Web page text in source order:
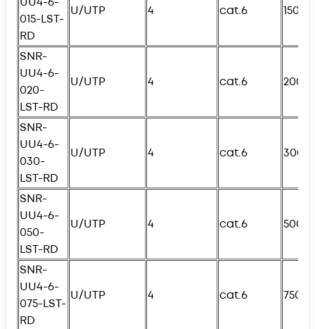
015-LST-
RD
U/UTP 4 cat.6 150см
SNR-
UU4-6-
020-
LST-RD
U/UTP 4 cat.6
SNR-
UU4-6-
030-
LST-RD
U/UTP 4 cat.6
SNR-
UU4-6-
050-
LST-RD
U/UTP 4 cat.6
SNR-
UU4-6-
075-LST-
RD
U/UTP 4 cat.6